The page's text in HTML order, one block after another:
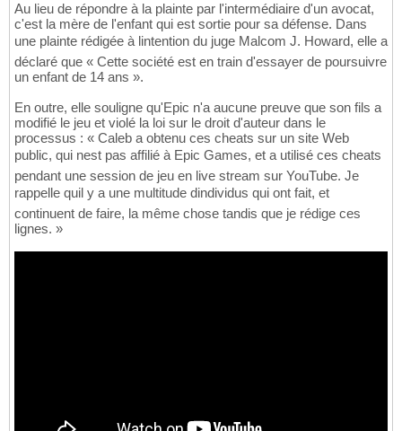
Au lieu de répondre à la plainte par l'intermédiaire d'un avocat,
c'est la mère de l'enfant qui est sortie pour sa défense. Dans
une plainte rédigée à lintention du juge Malcom J. Howard, elle a
déclaré que « Cette société est en train d'essayer de poursuivre
un enfant de 14 ans ».
En outre, elle souligne qu'Epic n'a aucune preuve que son fils a
modifié le jeu et violé la loi sur le droit d'auteur dans le
processus : « Caleb a obtenu ces cheats sur un site Web
public, qui nest pas affilié à Epic Games, et a utilisé ces cheats
pendant une session de jeu en live stream sur YouTube. Je
rappelle quil y a une multitude dindividus qui ont fait, et
continuent de faire, la même chose tandis que je rédige ces
lignes. »